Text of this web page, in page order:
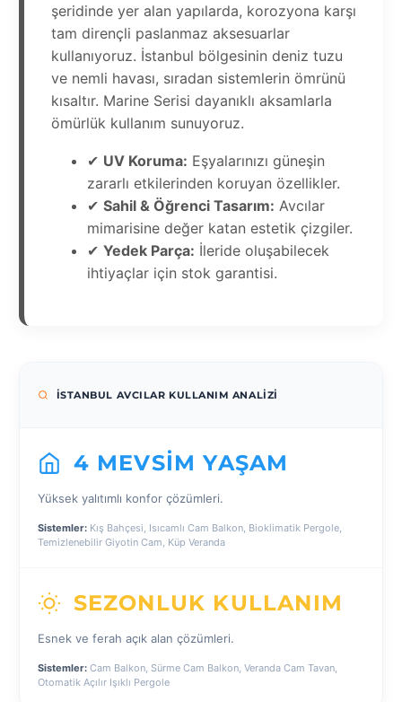
şeridinde yer alan yapılarda, korozyona karşı
tam dirençli paslanmaz aksesuarlar
kullanıyoruz. İstanbul bölgesinin deniz tuzu
ve nemli havası, sıradan sistemlerin ömrünü
kısaltır. Marine Serisi dayanıklı aksamlarla
ömürlük kullanım sunuyoruz.
✔ UV Koruma: Eşyalarınızı güneşin
zararlı etkilerinden koruyan özellikler.
✔ Sahil & Öğrenci Tasarım: Avcılar
mimarisine değer katan estetik çizgiler.
✔ Yedek Parça: İleride oluşabilecek
ihtiyaçlar için stok garantisi.
İSTANBUL AVCILAR KULLANIM ANALIZI
4 MEVSIM YAŞAM
Yüksek yalıtımlı konfor çözümleri.
Sistemler: Kış Bahçesi, Isıcamlı Cam Balkon, Bioklimatik Pergole,
Temizlenebilir Giyotin Cam, Küp Veranda
SEZONLUK KULLANIM
Esnek ve ferah açık alan çözümleri.
Sistemler: Cam Balkon, Sürme Cam Balkon, Veranda Cam Tavan,
Otomatik Açılır Işıklı Pergole